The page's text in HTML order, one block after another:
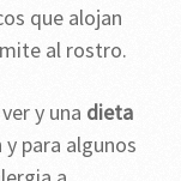
que alojan
al rostro.
y una dieta
para algunos